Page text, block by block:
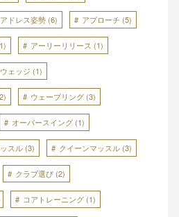
アドレス姿勢 (6) アプローチ (5)
アーリーリリース (1)
ウェッジ (1)
ウェーブリング (3)
オーバースイング (1)
スル (3) クイーンマッスル (3)
クラブ選び (2)
コアトレーニング (1)